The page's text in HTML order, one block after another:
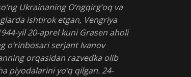
Ukrainaning O‘ngqirg‘oq va
ishtirok etgan, Vengriya
yil 20-aprel kuni Grasen aholi
o‘rinbosari serjant Ivanov
orqasidan razvedka olib
piyodalarini yo‘q qilgan. 24-